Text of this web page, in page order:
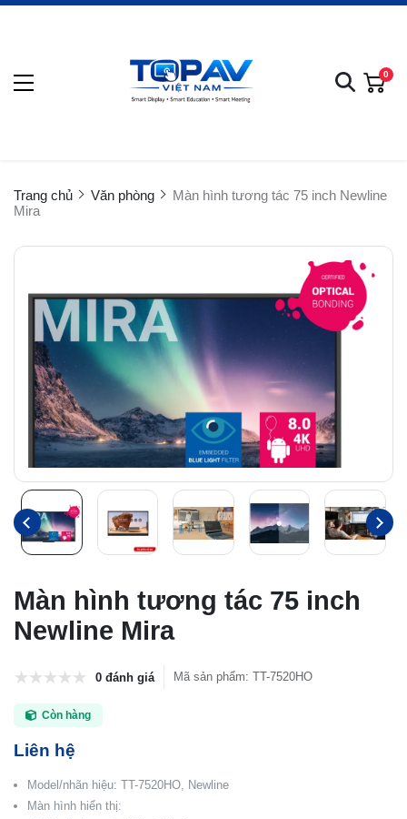
0
Trang chủ Văn phòng
Màn hình tương tác 75 inch Newline
Mira
Màn hình tương tác 75 inch
Newline Mira
0 đánh giá Mã sản phẩm: TT-7520HO
Còn hàng
Liên hệ
Model/nhãn hiệu: TT-7520HO, Newline
Màn hình hiển thị: